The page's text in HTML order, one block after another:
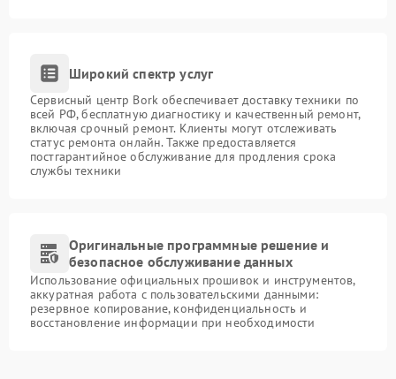
Широкий спектр услуг
Сервисный центр Bork обеспечивает доставку техники по
всей РФ, бесплатную диагностику и качественный ремонт,
включая срочный ремонт. Клиенты могут отслеживать
статус ремонта онлайн. Также предоставляется
постгарантийное обслуживание для продления срока
службы техники
Оригинальные программные решение и
безопасное обслуживание данных
Использование официальных прошивок и инструментов,
аккуратная работа с пользовательскими данными:
резервное копирование, конфиденциальность и
восстановление информации при необходимости